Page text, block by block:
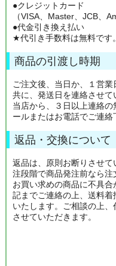
●クレジットカード
（VISA、Master、JCB、
●代金引き換え払い
★代引き手数料は無料です。
商品の引渡し時期
ご注文後、当日か、１営
共に、発送日を連絡させて
当店から、３日以上連絡
ールまたはお電話でご連絡
返品・交換について
返品は、原則お断りさせ
注段階で商品発注前なら注
お買い求めの商品に不具
記までご連絡の上、送料
いたします。ご相談の上
させていただきます。